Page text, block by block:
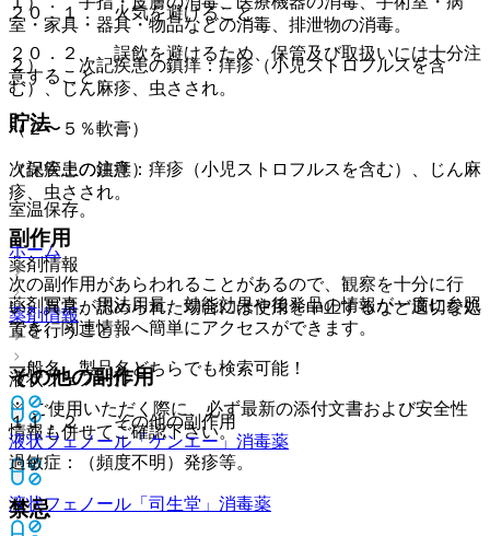
２０．１． 火気を避けること。
２０．２． 誤飲を避けるため、保管及び取扱いには十分注
意すること。
貯法
（保管上の注意）
室温保存。
ホーム
薬剤情報
液状フェノール
液状フェノール「ケンエー」 消毒薬
液状フェノール「司生堂」 消毒薬
室・家具・器具・物品などの消毒、排泄物の消毒。
２）． 次記疾患の鎮痒：痒疹（小児ストロフルスを含
む）、じん麻疹、虫さされ。
（２〜５％軟膏）
次記疾患の鎮痒：痒疹（小児ストロフルスを含む）、じん麻
疹、虫さされ。
副作用
次の副作用があらわれることがあるので、観察を十分に行
い、異常が認められた場合には使用を中止するなど適切な処
置を行うこと。
その他の副作用
１１．２． その他の副作用
過敏症：（頻度不明）発疹等。
禁忌
薬剤情報
薬剤写真、用法用量、効能効果や後発品の情報が一度に参照
でき、関連情報へ簡単にアクセスができます。
一般名、製品名どちらでも検索可能！
※ ご使用いただく際に、必ず最新の添付文書および安全性
情報も併せてご確認下さい。